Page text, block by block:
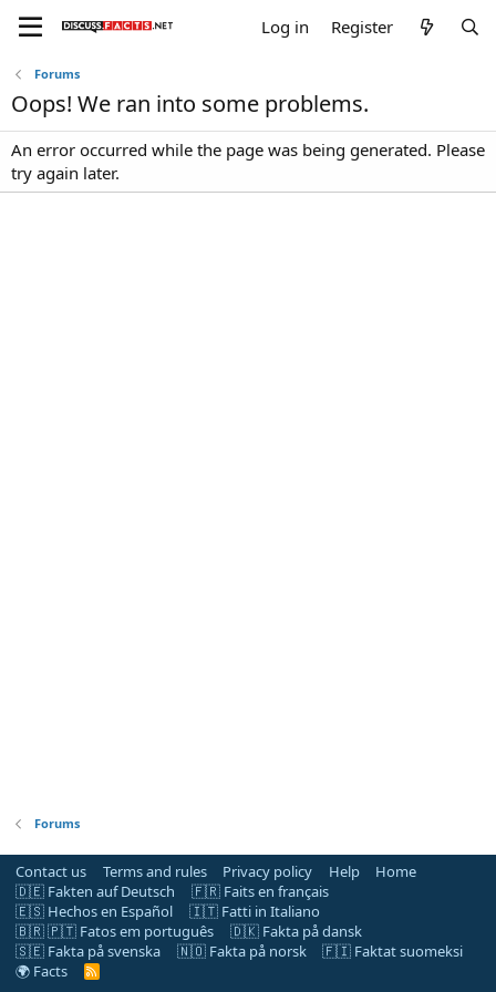
Log in Register
Forums
Oops! We ran into some problems.
An error occurred while the page was being generated. Please
try again later.
Forums
Contact us Terms and rules Privacy policy Help
Home
🇩🇪 Fakten auf Deutsch
🇫🇷 Faits en français
🇪🇸 Hechos en Español
🇮🇹 Fatti in Italiano
🇧🇷 🇵🇹 Fatos em português
🇩🇰 Fakta på dansk
🇸🇪 Fakta på svenska
🇳🇴 Fakta på norsk
🇫🇮 Faktat suomeksi
🌍 Facts
R